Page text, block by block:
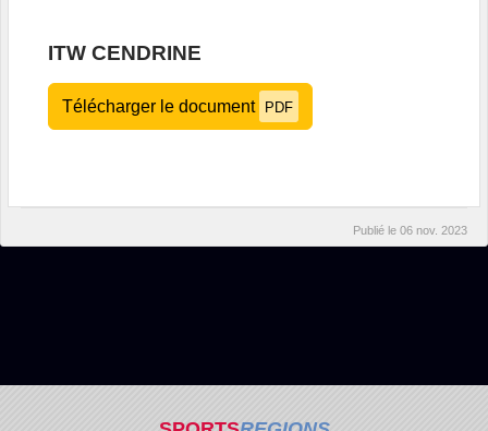
ITW CENDRINE
Télécharger le document PDF
Publié le 06 nov. 2023